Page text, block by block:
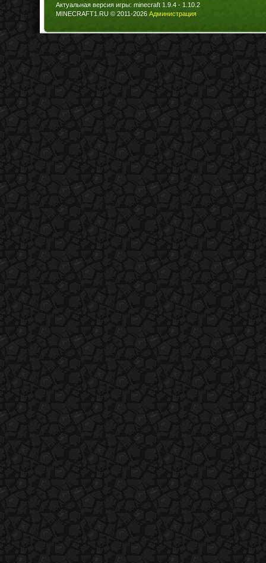
Актуальная версия игры: minecraft 1.9.4 - 1.10.2
MINECRAFT1.RU © 2011-2026 Администрация